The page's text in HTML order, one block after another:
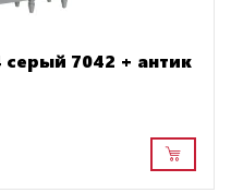
7042 + антик